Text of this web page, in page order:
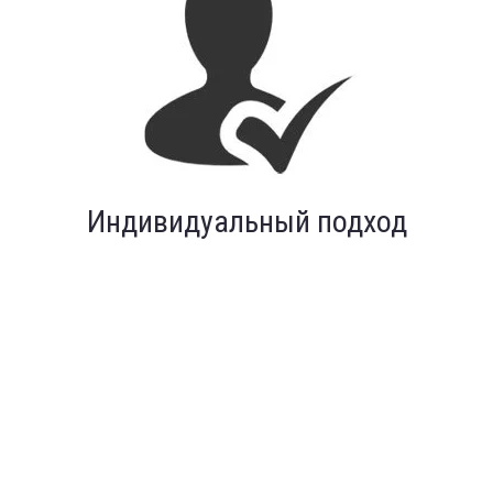
Индивидуальный подход